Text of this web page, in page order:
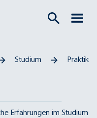
Studium
Erfahrungen im Studium